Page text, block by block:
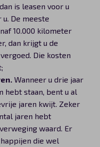
is leasen voor u
De meeste
10.000 kilometer
dan krijgt u de
Die kosten
Wanneer u drie jaar
hebt staan, bent u al
jaren kwijt. Zeker
jaren hebt
waard. Er
die wel